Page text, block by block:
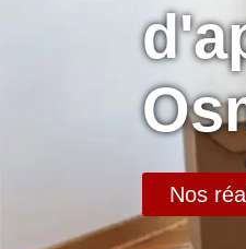
Nos